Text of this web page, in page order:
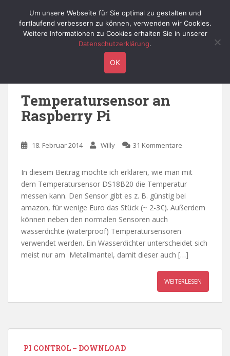
Willy's Technik-Blog
temperatursensor
Temperatursensor an
Raspberry Pi
18. Februar 2014 Willy 31 Kommentare
In diesem Beitrag möchte ich erklären, wie man mit
dem Temperatursensor DS18B20 die Temperatur
messen kann. Den Sensor gibt es z. B. günstig bei
amazon, für wenige Euro das Stück (~ 2-3€). Außerdem
können neben den normalen Sensoren auch
wasserdichte (waterproof) Temperatursensoren
verwendet werden. Ein Wasserdichter unterscheidet sich
meist nur am Metallmantel, damit dieser auch […]
WEITERLESEN
PI CONTROL – DOWNLOAD
Um unsere Webseite für Sie optimal zu gestalten und
fortlaufend verbessern zu können, verwenden wir Cookies.
Weitere Informationen zu Cookies erhalten Sie in unserer
Datenschutzerklärung.
OK